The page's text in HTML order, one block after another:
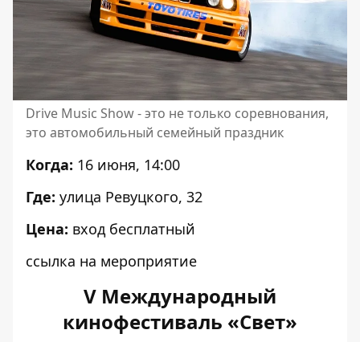
Drive Music Show - это не только соревнования,
это автомобильный семейный праздник
Когда: 16 июня, 14:00
Где: улица Ревуцкого, 32
Цена: вход бесплатный
ссылка на мероприятие
V Международный
кинофестиваль «Свет»